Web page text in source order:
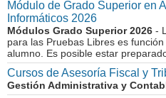
Módulo de Grado Superior en
Informáticos 2026
Módulos Grado Superior 2026 -
para las Pruebas Libres es
alumno. Es posible estar
Cursos de Asesoría Fiscal y
Gestión Administrativa y